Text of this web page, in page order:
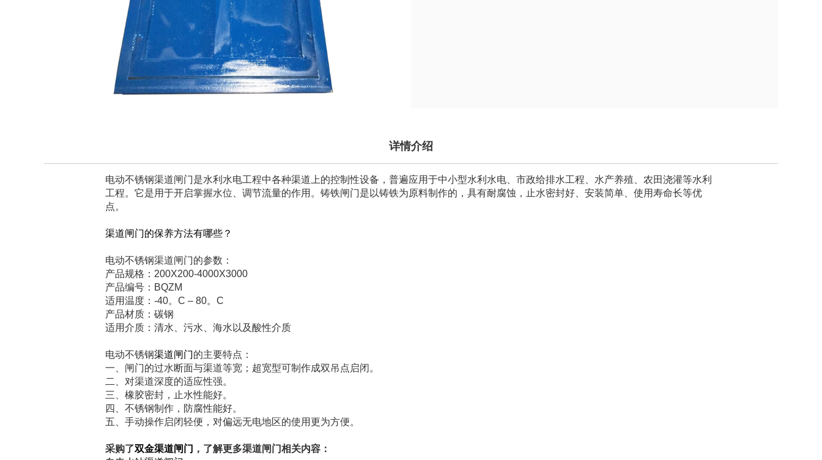
详情介绍
电动不锈钢渠道闸门是水利水电工程中各种渠道上的控制性设备，普遍应用于中小型水利水电、市政给排水工程、水产养殖、农田浇灌等水利
工程。它是用于开启掌握水位、调节流量的作用。铸铁闸门是以铸铁为原料制作的，具有耐腐蚀，止水密封好、安装简单、使用寿命长等优
点。
渠道闸门的保养方法有哪些？
电动不锈钢渠道闸门的参数：
产品规格：200X200-4000X3000
产品编号：BQZM
适用温度：-40。C – 80。C
产品材质：碳钢
适用介质：清水、污水、海水以及酸性介质
电动不锈钢渠道闸门的主要特点：
一、闸门的过水断面与渠道等宽；超宽型可制作成双吊点启闭。
二、对渠道深度的适应性强。
三、橡胶密封，止水性能好。
四、不锈钢制作，防腐性能好。
五、手动操作启闭轻便，对偏远无电地区的使用更为方便。
采购了双金渠道闸门 ，了解更多渠道闸门相关内容：